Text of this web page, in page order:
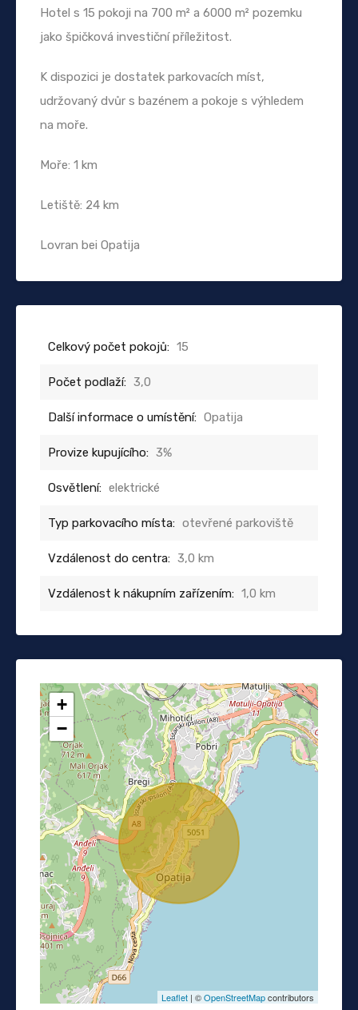
Hotel s 15 pokoji na 700 m² a 6000 m² pozemku
jako špičková investiční příležitost.
K dispozici je dostatek parkovacích míst,
udržovaný dvůr s bazénem a pokoje s výhledem
na moře.
Moře: 1 km
Letiště: 24 km
Lovran bei Opatija
Celkový počet pokojů: 15
Počet podlaží: 3,0
Další informace o umístění: Opatija
Provize kupujícího: 3%
Osvětlení: elektrické
Typ parkovacího místa: otevřené parkoviště
Vzdálenost do centra: 3,0 km
Vzdálenost k nákupním zařízením: 1,0 km
+
−
Leaflet | ©OpenStreetMapcontributors